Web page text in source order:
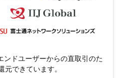
ンドユーザーからの直取引のた
元できています。